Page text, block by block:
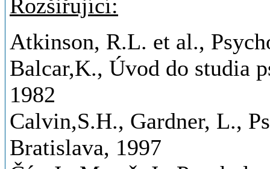
Rozšiřující:
Atkinson, R.L. et al.,
Balcar,K., Úvod do studia
1982
Calvin,S.H., Gardner, L.,
Bratislava, 1997